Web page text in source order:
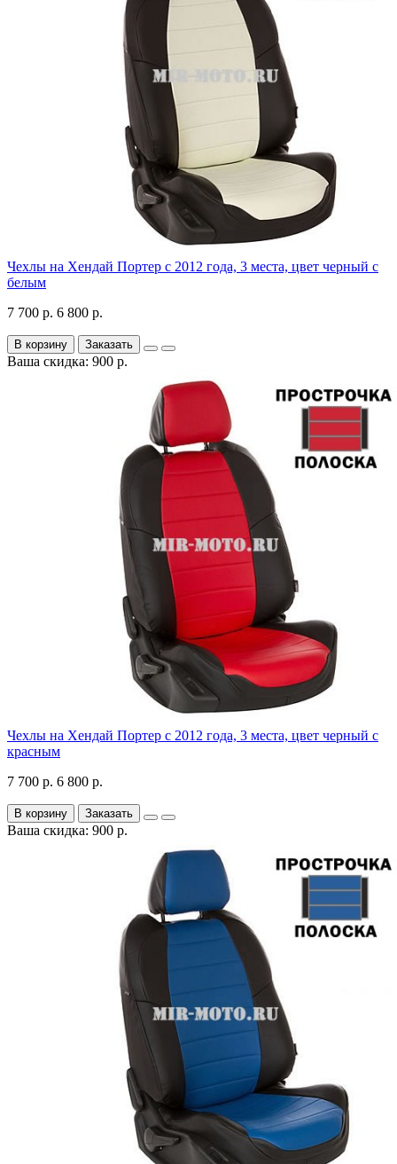
Чехлы на Хендай Портер с 2012 года, 3 места, цвет черный с
белым
7 700 р. 6 800 р.
В корзину Заказать
Ваша скидка: 900 р.
Чехлы на Хендай Портер с 2012 года, 3 места, цвет черный с
красным
7 700 р. 6 800 р.
В корзину Заказать
Ваша скидка: 900 р.